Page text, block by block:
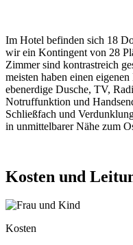
Im Hotel befinden sich 18
wir ein Kontingent von 28
Zimmer sind kontrastreich
meisten haben einen
ebenerdige Dusche, TV,
Notruffunktion und
Schließfach und
in unmittelbarer Nähe zum
Kosten und
Kosten